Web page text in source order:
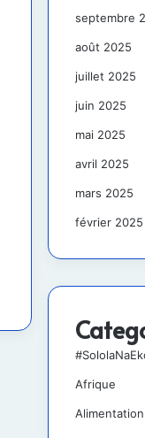
septembre
août 2025
juillet 2025
juin 2025
mai 2025
avril 2025
mars 2025
février 2025
Afrique
Alimentation